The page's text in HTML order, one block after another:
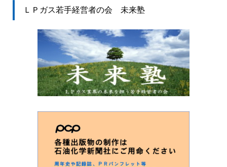
ＬＰガス若手経営者の会 未来塾